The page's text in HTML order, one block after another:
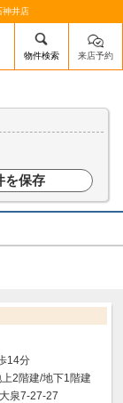
神井店
logo.png
物件検索 来店予約
を保存
14分
2階建/地下1階建
泉7-27-27